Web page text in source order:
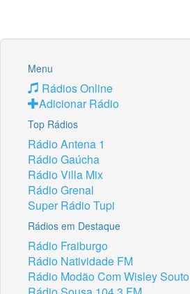
Menu
Rádios Online
Adicionar Rádio
Top Rádios
Rádio Antena 1
Rádio Gaúcha
Rádio Villa Mix
Rádio Grenal
Super Rádio Tupi
Rádios em Destaque
Rádio Fraiburgo
Rádio Natividade FM
Rádio Modão Com Wisley Souto